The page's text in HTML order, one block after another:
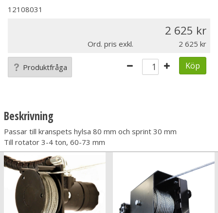
12108031
2 625
Ord. pris exkl. 2 625
Produktfråga Köp
Beskrivning
Passar till kranspets hylsa 80 mm och sprint 30 mm
Till rotator 3-4 ton, 60-73 mm